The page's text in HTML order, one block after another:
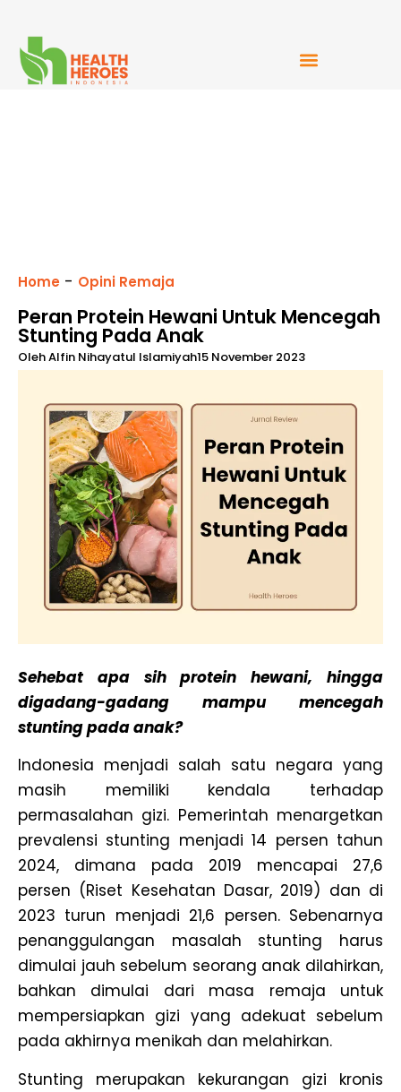
Home - Opini Remaja
Peran Protein Hewani Untuk Mencegah
Stunting Pada Anak
OlehAlfin Nihayatul Islamiyah15 November 2023
Sehebat apa sih protein hewani, hingga
digadang-gadang mampu mencegah
stunting pada anak?
Indonesia menjadi salah satu negara yang
masih memiliki kendala terhadap
permasalahan gizi. Pemerintah menargetkan
prevalensi stunting menjadi 14 persen tahun
2024, dimana pada 2019 mencapai 27,6
persen (Riset Kesehatan Dasar, 2019) dan di
2023 turun menjadi 21,6 persen. Sebenarnya
penanggulangan masalah stunting harus
dimulai jauh sebelum seorang anak dilahirkan,
bahkan dimulai dari masa remaja untuk
mempersiapkan gizi yang adekuat sebelum
pada akhirnya menikah dan melahirkan.
Stunting merupakan kekurangan gizi kronis